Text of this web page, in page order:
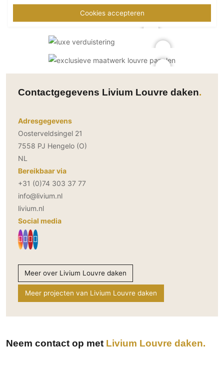
Wijnkelder en wijnkasten
Contactgegevens Livium Louvre daken
Adresgegevens
Oosterveldsingel 21
7558 PJ Hengelo (O)
NL
Bereikbaar via
+31 (0)74 303 37 77
info@livium.nl
livium.nl
Social media
Meer over Livium Louvre daken
Meer projecten van Livium Louvre daken
Neem contact op met Livium Louvre daken
Cookies accepteren